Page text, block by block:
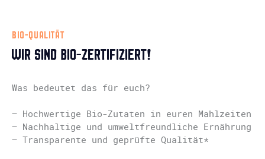
BIO-QUALITÄT
WIR SIND BIO-ZERTIFIZIERT!
Was bedeutet das für euch?
– Hochwertige Bio-Zutaten in euren Mahlzeiten
– Nachhaltige und umweltfreundliche Ernährung
– Transparente und geprüfte Qualität*